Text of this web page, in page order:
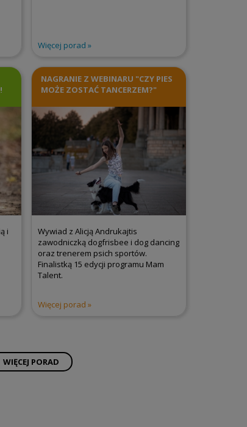
Więcej porad
i
NAGRANIE Z WEBINARU "CZY PIES
MOŻE ZOSTAĆ TANCERZEM?"
Wywiad z Alicją Andrukajtis
zawodniczką dogfrisbee i dog dancing
oraz trenerem psich sportów.
Finalistką 15 edycji programu Mam
Talent.
Więcej porad
WIĘCEJ PORAD